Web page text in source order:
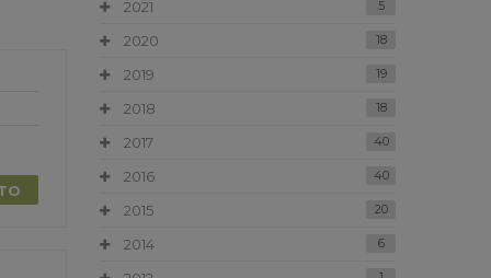
2021 5
2020 18
2019 19
2018 18
2017 40
2016 40
2015 20
2014 6